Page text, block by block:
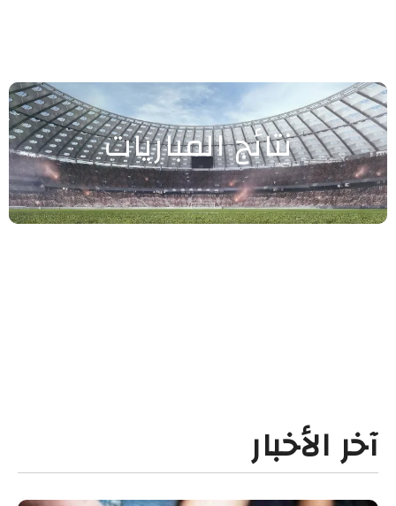
نتائج المباريات
آخر الأخبار